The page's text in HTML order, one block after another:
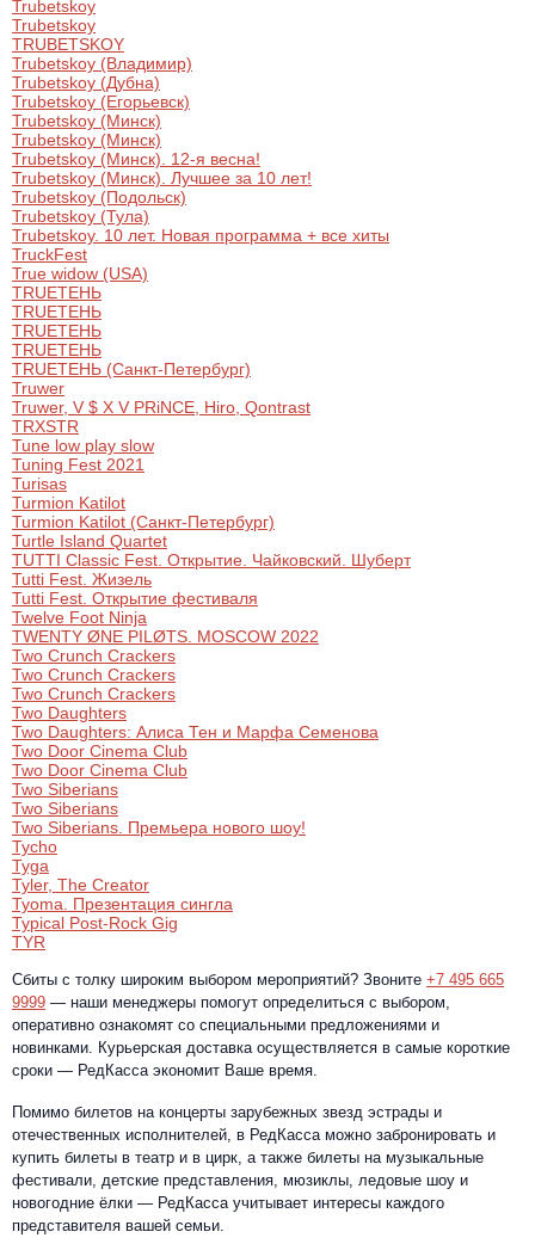
Trubetskoy
Trubetskoy
TRUBETSKOY
Trubetskoy (Владимир)
Trubetskoy (Дубна)
Trubetskoy (Егорьевск)
Trubetskoy (Минск)
Trubetskoy (Минск)
Trubetskoy (Минск). 12-я весна!
Trubetskoy (Минск). Лучшее за 10 лет!
Trubetskoy (Подольск)
Trubetskoy (Тула)
Trubetskoy. 10 лет. Новая программа + все хиты
TruckFest
True widow (USA)
TRUEТЕНЬ
TRUEТЕНЬ
TRUEТЕНЬ
TRUEТЕНЬ
TRUEТЕНЬ (Санкт-Петербург)
Truwer
Truwer, V $ X V PRiNCE, Hiro, Qontrast
TRXSTR
Tune low play slow
Tuning Fest 2021
Turisas
Turmion Katilot
Turmion Katilot (Санкт-Петербург)
Turtle Island Quartet
TUTTI Classic Fest. Открытие. Чайковский. Шуберт
Tutti Fest. Жизель
Tutti Fest. Открытие фестиваля
Twelve Foot Ninja
TWENTY ØNE PILØTS. MOSCOW 2022
Two Crunch Crackers
Two Crunch Crackers
Two Crunch Crackers
Two Daughters
Two Daughters: Алиса Тен и Марфа Семенова
Two Door Cinema Club
Two Door Cinema Club
Two Siberians
Two Siberians
Two Siberians. Премьера нового шоу!
Tycho
Tyga
Tyler, The Creator
Tyoma. Презентация сингла
Typical Post-Rock Gig
TYR
Сбиты с толку широким выбором мероприятий? Звоните +7 495 665
9999 — наши менеджеры помогут определиться с выбором,
оперативно ознакомят со специальными предложениями и
новинками. Курьерская доставка осуществляется в самые короткие
сроки — РедКасса экономит Ваше время.
Помимо билетов на концерты зарубежных звезд эстрады и
отечественных исполнителей, в РедКасса можно забронировать и
купить билеты в театр и в цирк, а также билеты на музыкальные
фестивали, детские представления, мюзиклы, ледовые шоу и
новогодние ёлки — РедКасса учитывает интересы каждого
представителя вашей семьи.